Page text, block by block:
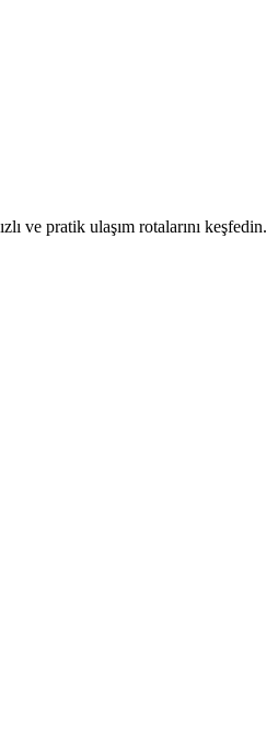
ve pratik ulaşım rotalarını keşfedin.